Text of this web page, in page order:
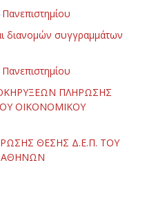
διανομών συγγραμμάτων
ΠΛΗΡΩΣΗΣ
ΟΙΚΟΝΟΜΙΚΟΥ
ΘΕΣΗΣ Δ.Ε.Π. ΤΟΥ
ΑΘΗΝΩΝ